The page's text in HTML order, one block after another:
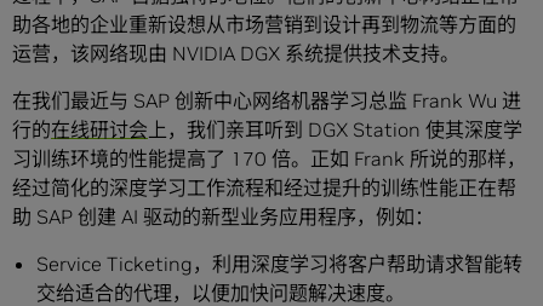
助各地的企业重新设想从市场营销到设计再到物流等方面的
运营，该网络现由 NVIDIA DGX 系统提供技术支持。
在我们最近与 SAP 创新中心网络机器学习总监 Frank Wu 进
行的在线研讨会 上，我们亲耳听到 DGX Station 使其深度学
习训练环境的性能提高了 170 倍。正如 Frank 所说的那样，
经过简化的深度学习工作流程和经过提升的训练性能正在帮
助 SAP 创建 AI 驱动的新型业务应用程序，例如：
Service Ticketing，利用深度学习将客户帮助请求智能转
交给适合的代理，以便加快问题解决速度。